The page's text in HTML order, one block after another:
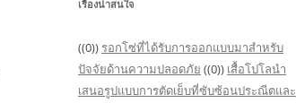
เรื่องน่าสนใจ
((0)) รอกโซ่ที่ได้รับการออกแบบมาสำหรับ
ปัจจัยด้านความปลอดภัย ((0)) เสื้อโปโลนำ
เสนอรูปแบบการตัดเย็บที่ซับซ้อนประณีตและ